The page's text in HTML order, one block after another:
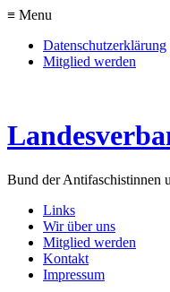
≡ Menu
Datenschutzerklärung
Mitglied werden
Bund der Antifaschistinnen
Links
Wir über uns
Mitglied werden
Kontakt
Impressum